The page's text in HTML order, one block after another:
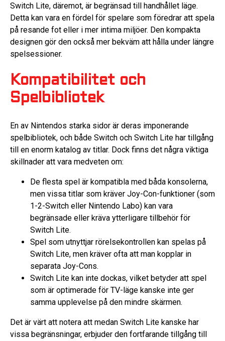
Switch Lite, däremot, är begränsad till handhållet läge.
Detta kan vara en fördel för spelare som föredrar att spela
på resande fot eller i mer intima miljöer. Den kompakta
designen gör den också mer bekväm att hålla under längre
spelsessioner.
Kompatibilitet och
Spelbibliotek
En av Nintendos starka sidor är deras imponerande
spelbibliotek, och både Switch och Switch Lite har tillgång
till en enorm katalog av titlar. Dock finns det några viktiga
skillnader att vara medveten om:
De flesta spel är kompatibla med båda konsolerna,
men vissa titlar som kräver Joy-Con-funktioner (som
1-2-Switch eller Nintendo Labo) kan vara
begränsade eller kräva ytterligare tillbehör för
Switch Lite.
Spel som utnyttjar rörelsekontrollen kan spelas på
Switch Lite, men kräver ofta att man kopplar in
separata Joy-Cons.
Switch Lite kan inte dockas, vilket betyder att spel
som är optimerade för TV-läge kanske inte ger
samma upplevelse på den mindre skärmen.
Det är värt att notera att medan Switch Lite kanske har
vissa begränsningar, erbjuder den fortfarande tillgång till